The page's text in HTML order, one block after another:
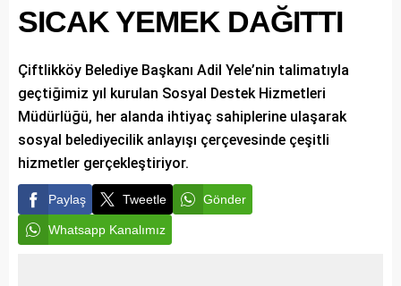
SICAK YEMEK DAĞITTI
Çiftlikköy Belediye Başkanı Adil Yele’nin talimatıyla
geçtiğimiz yıl kurulan Sosyal Destek Hizmetleri
Müdürlüğü, her alanda ihtiyaç sahiplerine ulaşarak
sosyal belediyecilik anlayışı çerçevesinde çeşitli
hizmetler gerçekleştiriyor.
Paylaş Tweetle Gönder
Whatsapp Kanalımız